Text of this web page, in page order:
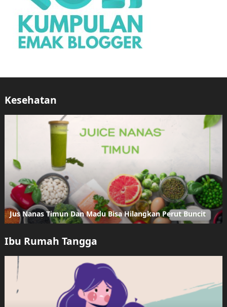
Kesehatan
Jus Nanas Timun Dan Madu Bisa Hilangkan Perut Buncit
Ibu Rumah Tangga